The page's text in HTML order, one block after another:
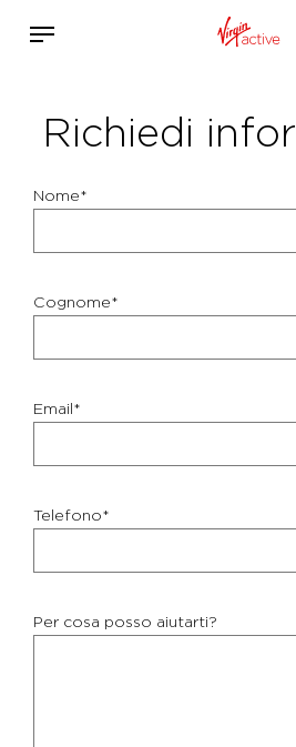
Richiedi
Nome*
Cognome*
Email*
Telefono*
Per cosa posso aiutarti?